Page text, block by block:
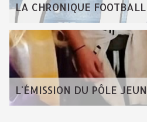
LA CHRONIQUE
L'ÉMISSION DU PÔLE